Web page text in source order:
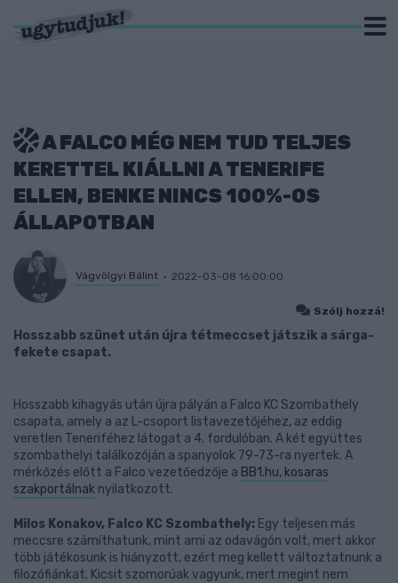
A FALCO MÉG NEM TUD TELJES
KERETTEL KIÁLLNI A TENERIFE
ELLEN, BENKE NINCS 100%-OS
ÁLLAPOTBAN
Vágvölgyi Bálint 2022-03-08 16:00:00
Szólj hozzá!
Hosszabb szünet után újra tétmeccset játszik a sárga-
fekete csapat.
Hosszabb kihagyás után újra pályán a Falco KC Szombathely
csapata, amely a az L-csoport listavezetőjéhez, az eddig
veretlen Teneriféhez látogat a 4. fordulóban. A két együttes
szombathelyi találkozóján a spanyolok 79-73-ra nyertek. A
mérkőzés előtt a Falco vezetőedzője a BB1.hu, kosaras
szakportálnak nyilatkozott.
Milos Konakov, Falco KC Szombathely: Egy teljesen más
meccsre számíthatunk, mint ami az odavágón volt, mert akkor
több játékosunk is hiányzott, ezért meg kellett változtatnunk a
filozófiánkat. Kicsit szomorúak vagyunk, mert megint nem